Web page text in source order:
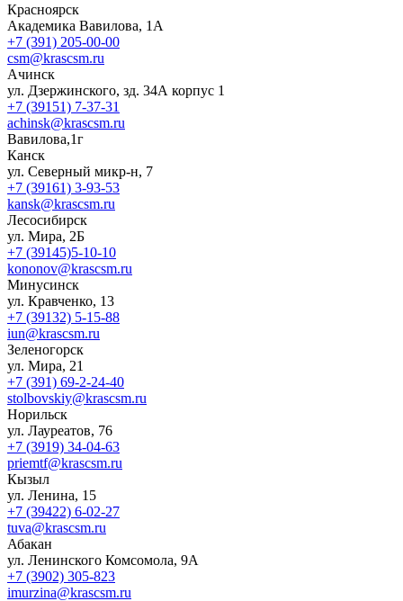
Красноярск
Академика Вавилова, 1А
+7 (391) 205-00-00
csm@krascsm.ru
Ачинск
ул. Дзержинского, зд. 34А корпус 1
+7 (39151) 7-37-31
achinsk@krascsm.ru
Вавилова,1г
Канск
ул. Северный микр-н, 7
+7 (39161) 3-93-53
kansk@krascsm.ru
Лесосибирск
ул. Мира, 2Б
+7 (39145)5-10-10
kononov@krascsm.ru
Минусинск
ул. Кравченко, 13
+7 (39132) 5-15-88
iun@krascsm.ru
Зеленогорск
ул. Мира, 21
+7 (391) 69-2-24-40
stolbovskiy@krascsm.ru
Норильск
ул. Лауреатов, 76
+7 (3919) 34-04-63
priemtf@krascsm.ru
Кызыл
ул. Ленина, 15
+7 (39422) 6-02-27
tuva@krascsm.ru
Абакан
ул. Ленинского Комсомола, 9А
+7 (3902) 305-823
imurzina@krascsm.ru